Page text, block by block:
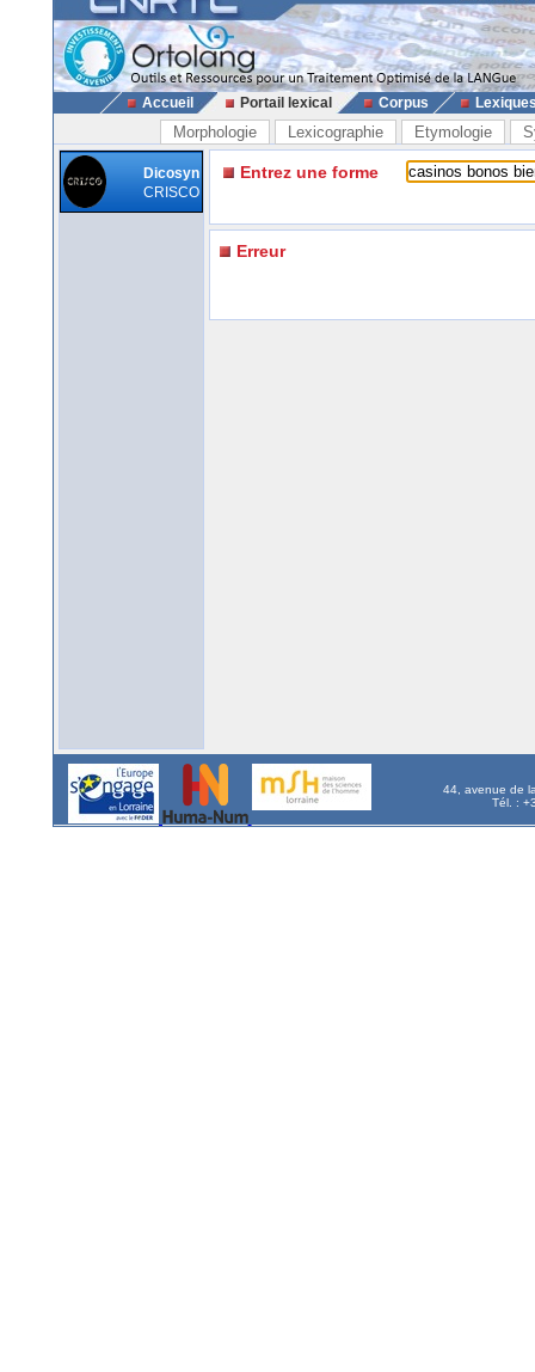
Accueil Portail lexical Corpus
Morphologie Lexicographie Etymologie
Dicosyn
CRISCO
Entrez une forme
Erreur
44, avenue de
Tél. :